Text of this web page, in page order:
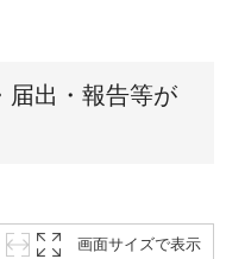
届出・報告等が
画面サイズで表示